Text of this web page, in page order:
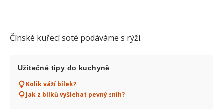
Čínské kuřecí soté podáváme s rýží.
Užitečné tipy do kuchyně
Kolik váží bílek?
Jak z bílků vyšlehat pevný sníh?